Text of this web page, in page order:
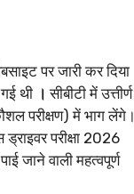
पर जारी कर दिया
थी । सीबीटी में उत्तीर्ण
परीक्षण) में भाग लेंगे।
परीक्षा 2026
जाने वाली महत्वपूर्ण